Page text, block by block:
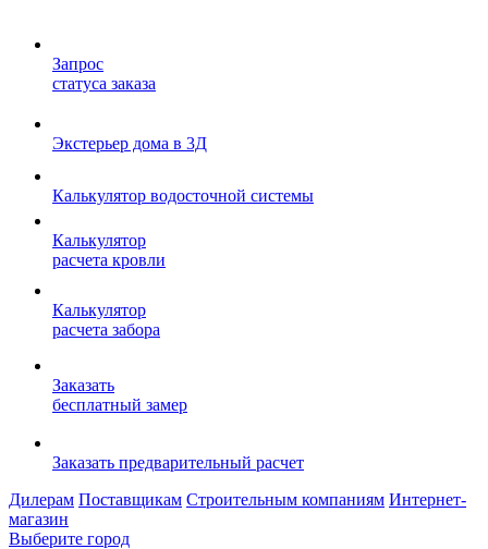
Запрос
статуса заказа
Экстерьер дома в 3Д
Калькулятор водосточной системы
Калькулятор
расчета кровли
Калькулятор
расчета забора
Заказать
бесплатный замер
Заказать предварительный расчет
Дилерам Поставщикам Строительным компаниям Интернет-
магазин
Выберите город